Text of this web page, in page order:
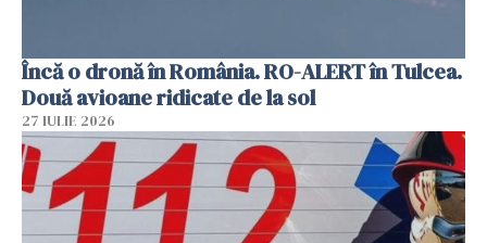
Încă o dronă în România. RO-ALERT în Tulcea.
Două avioane ridicate de la sol
27 IULIE 2026